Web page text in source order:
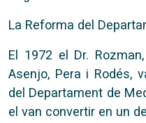
La Reforma del
El 1972 el Dr.
Asenjo, Pera i Rodés,
del Departament de
el van convertir en un